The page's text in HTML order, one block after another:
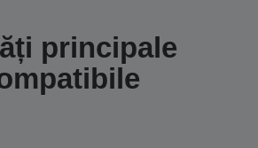
principale